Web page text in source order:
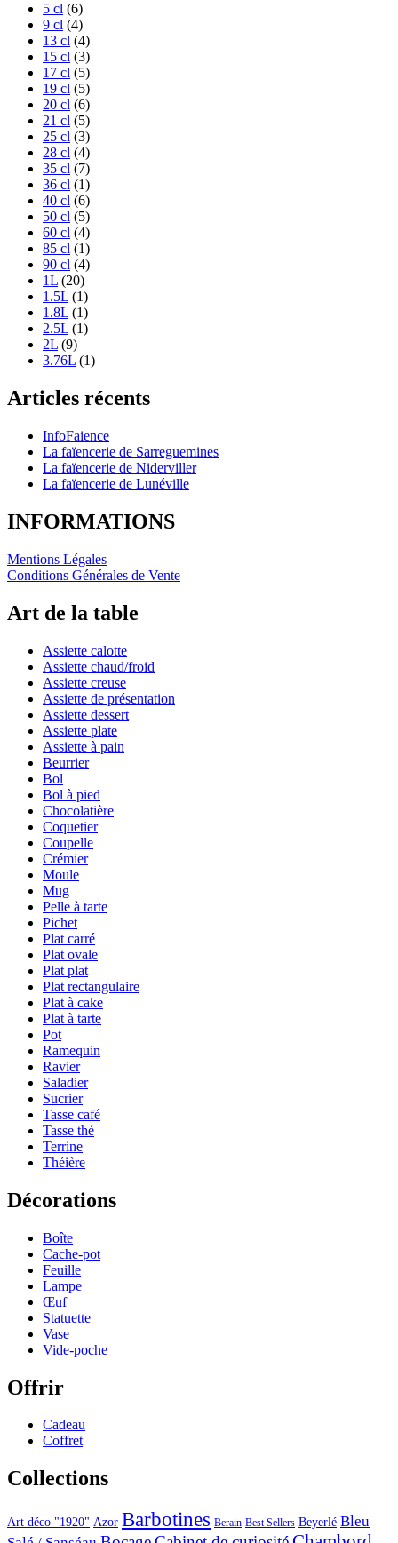
5 cl (6)
9 cl (4)
13 cl (4)
15 cl (3)
17 cl (5)
19 cl (5)
20 cl (6)
21 cl (5)
25 cl (3)
28 cl (4)
35 cl (7)
36 cl (1)
40 cl (6)
50 cl (5)
60 cl (4)
85 cl (1)
90 cl (4)
1L (20)
1.5L (1)
1.8L (1)
2.5L (1)
2L (9)
3.76L (1)
Articles récents
InfoFaience
La faïencerie de Sarreguemines
La faïencerie de Niderviller
La faïencerie de Lunéville
INFORMATIONS
Mentions Légales
Conditions Générales de Vente
Art de la table
Assiette calotte
Assiette chaud/froid
Assiette creuse
Assiette de présentation
Assiette dessert
Assiette plate
Assiette à pain
Beurrier
Bol
Bol à pied
Chocolatière
Coquetier
Coupelle
Crémier
Moule
Mug
Pelle à tarte
Pichet
Plat carré
Plat ovale
Plat plat
Plat rectangulaire
Plat à cake
Plat à tarte
Pot
Ramequin
Ravier
Saladier
Sucrier
Tasse café
Tasse thé
Terrine
Théière
Décorations
Boîte
Cache-pot
Feuille
Lampe
Œuf
Statuette
Vase
Vide-poche
Offrir
Cadeau
Coffret
Collections
Art déco "1920" Azor Barbotines Berain Best Sellers Beyerlé Bleu